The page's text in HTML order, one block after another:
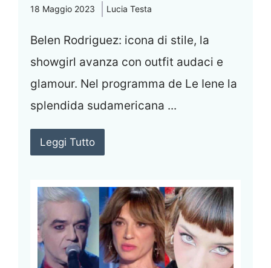
18 Maggio 2023 Lucia Testa
Belen Rodriguez: icona di stile, la
showgirl avanza con outfit audaci e
glamour. Nel programma de Le Iene la
splendida sudamericana ...
Leggi Tutto